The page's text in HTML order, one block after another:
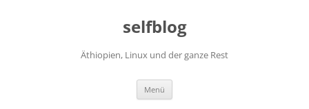
selfblog
Äthiopien, Linux und der ganze Rest
Menü